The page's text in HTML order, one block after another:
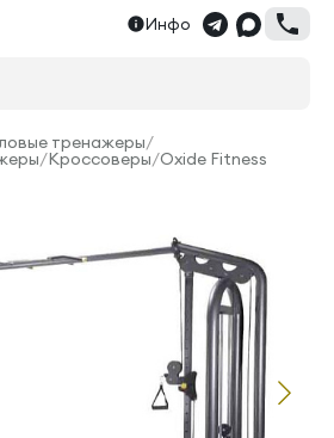
Инфо
тренажеры/
/Кроссоверы/Oxide Fitness